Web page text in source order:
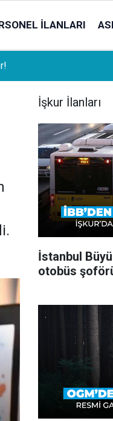
İLANLARI
İşkur İlanları
İstanbul
otobüs